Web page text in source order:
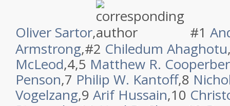
Oliver Sartor, #1
Armstrong,#2 Chiledum Ahaghotu
McLeod,4,5 Matthew R.
Penson,7 Philip W. Kantoff,8
Vogelzang,9 Arif Hussain,10